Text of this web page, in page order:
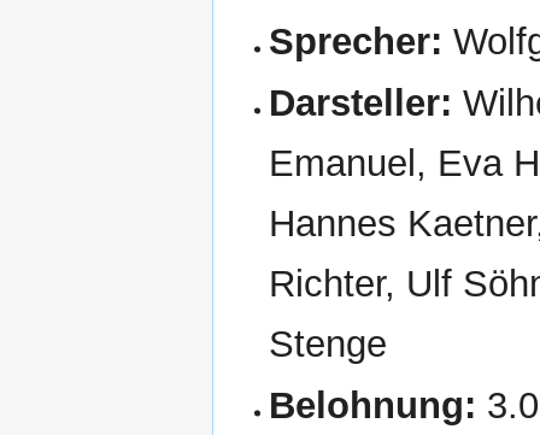
Sprecher:
Darsteller:
Emanuel, Eva
Hannes
Richter, Ulf
Stenge
Belohnung: